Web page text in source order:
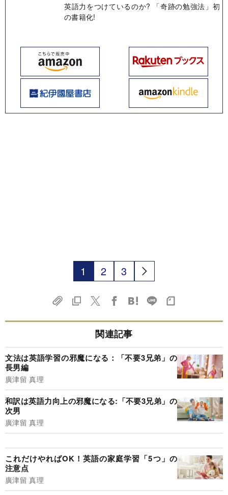
英語力をつけているのか? 「奇跡の勉強法」初
の書籍化!
1 2 3
関連記事
文法は英語学習の邪魔になる：「不要3兄弟」の
長男編
廣津留 真理
和訳は英語力向上の邪魔になる:「不要3兄弟」の
次男
廣津留 真理
これだけやればOK！英語の家庭学習「5つ」の
注意点
廣津留 真理